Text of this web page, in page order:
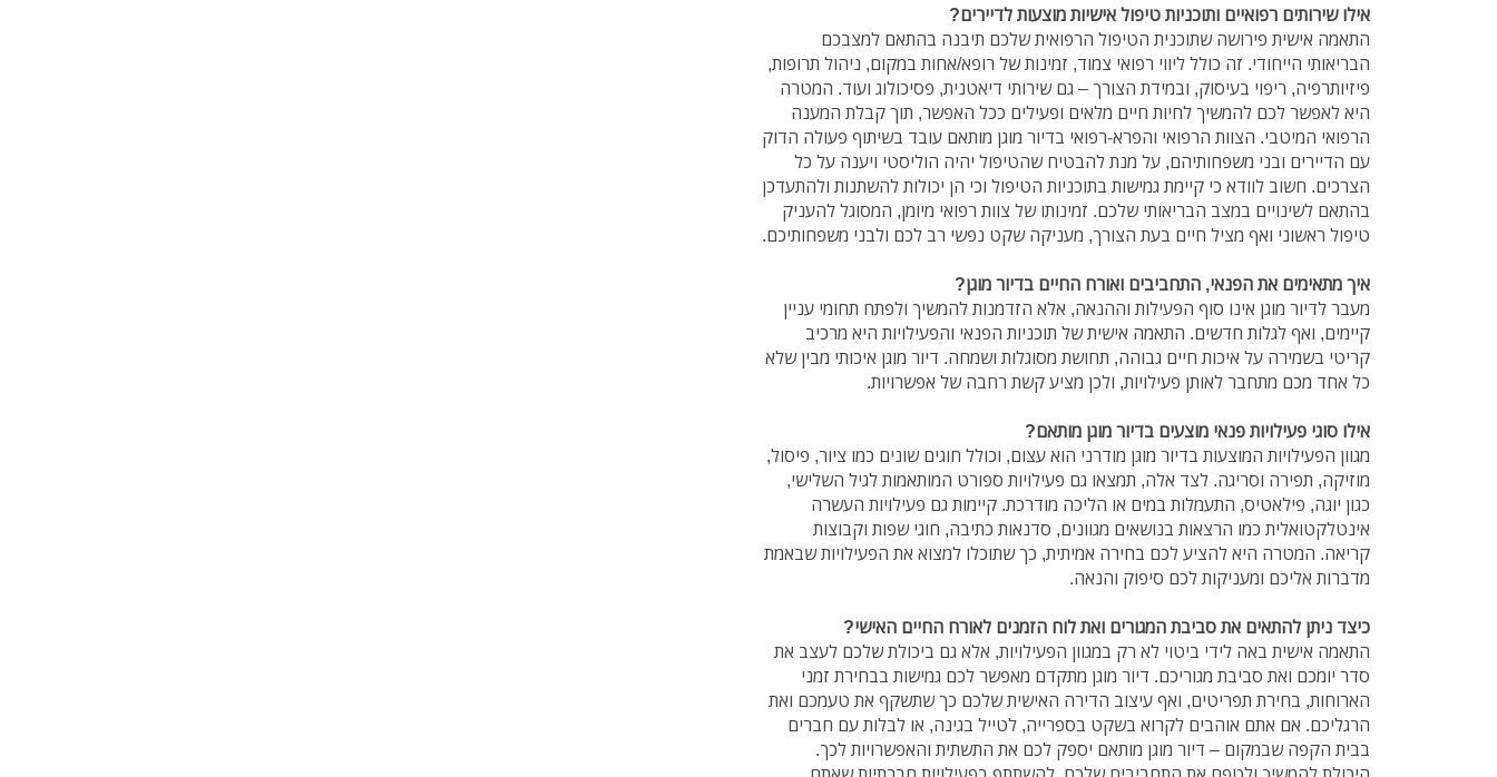
אילו שירותים רפואיים ותוכניות טיפול אישיות מוצעות לדיירים?
התאמה אישית פירושה שתוכנית הטיפול הרפואית שלכם תיבנה בהתאם למצבכם
הבריאותי הייחודי. זה כולל ליווי רפואי צמוד, זמינות של רופא/אחות במקום, ניהול תרופות,
פיזיותרפיה, ריפוי בעיסוק, ובמידת הצורך – גם שירותי דיאטנית, פסיכולוג ועוד. המטרה
היא לאפשר לכם להמשיך לחיות חיים מלאים ופעילים ככל האפשר, תוך קבלת המענה
הרפואי המיטבי. הצוות הרפואי והפרא-רפואי בדיור מוגן מותאם עובד בשיתוף פעולה הדוק
עם הדיירים ובני משפחותיהם, על מנת להבטיח שהטיפול יהיה הוליסטי ויענה על כל
הצרכים. חשוב לוודא כי קיימת גמישות בתוכניות הטיפול וכי הן יכולות להשתנות ולהתעדכן
בהתאם לשינויים במצב הבריאותי שלכם. זמינותו של צוות רפואי מיומן, המסוגל להעניק
טיפול ראשוני ואף מציל חיים בעת הצורך, מעניקה שקט נפשי רב לכם ולבני משפחותיכם.
איך מתאימים את הפנאי, התחביבים ואורח החיים בדיור מוגן?
מעבר לדיור מוגן אינו סוף הפעילות וההנאה, אלא הזדמנות להמשיך ולפתח תחומי עניין
קיימים, ואף לגלות חדשים. התאמה אישית של תוכניות הפנאי והפעילויות היא מרכיב
קריטי בשמירה על איכות חיים גבוהה, תחושת מסוגלות ושמחה. דיור מוגן איכותי מבין שלא
כל אחד מכם מתחבר לאותן פעילויות, ולכן מציע קשת רחבה של אפשרויות.
אילו סוגי פעילויות פנאי מוצעים בדיור מוגן מותאם?
מגוון הפעילויות המוצעות בדיור מוגן מודרני הוא עצום, וכולל חוגים שונים כמו ציור, פיסול,
מוזיקה, תפירה וסריגה. לצד אלה, תמצאו גם פעילויות ספורט המותאמות לגיל השלישי,
כגון יוגה, פילאטיס, התעמלות במים או הליכה מודרכת. קיימות גם פעילויות העשרה
אינטלקטואלית כמו הרצאות בנושאים מגוונים, סדנאות כתיבה, חוגי שפות וקבוצות
קריאה. המטרה היא להציע לכם בחירה אמיתית, כך שתוכלו למצוא את הפעילויות שבאמת
מדברות אליכם ומעניקות לכם סיפוק והנאה.
כיצד ניתן להתאים את סביבת המגורים ואת לוח הזמנים לאורח החיים האישי?
התאמה אישית באה לידי ביטוי לא רק במגוון הפעילויות, אלא גם ביכולת שלכם לעצב את
סדר יומכם ואת סביבת מגוריכם. דיור מוגן מתקדם מאפשר לכם גמישות בבחירת זמני
הארוחות, בחירת תפריטים, ואף עיצוב הדירה האישית שלכם כך שתשקף את טעמכם ואת
הרגליכם. אם אתם אוהבים לקרוא בשקט בספרייה, לטייל בגינה, או לבלות עם חברים
בבית הקפה שבמקום – דיור מוגן מותאם יספק לכם את התשתית והאפשרויות לכך.